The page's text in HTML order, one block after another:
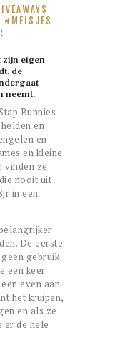
MEISJES
zijn eigen
de
neemt.
Bunnies
en
en
en kleine
vinden ze
nooit uit
in een
De eerste
gebruik
een keer
even aan
het kruipen,
en als ze
er de hele